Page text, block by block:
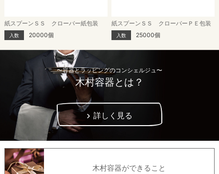
紙スプーンＳＳ クローバー紙包装
入数 20000個
紙スプーンＳＳ クローバーＰＥ包装
入数 25000個
〜容器とラッピングのコンシェルジュ〜
木村容器とは？
詳しく見る
木村容器ができること